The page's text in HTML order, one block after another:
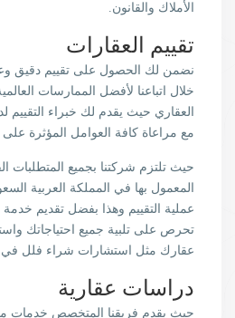
الأملاك والقانون.
تقييم العقارات
نضمن لك الحصول على تقييم دقيق
خلال اتباعنا لأفضل الممارسات
العقاري حيث يقدم لك خبراء التقييم
مع مراعاة كافة العوامل المؤثرة على
حيث تلتزم شركتنا بجميع المتطلبات
المعمول بها في المملكة العربية
عملية التقييم وهذا بفضل تقديم خدمة
تحرص على تلبية جميع احتياجاتك
عقارك مثل استشارات شراء فلل
دراسات عقارية
حيث يقدم فريقنا المتخصص خدمات